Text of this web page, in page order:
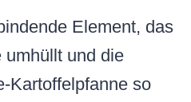
Element, das
umhüllt und die
Kartoffelpfanne so